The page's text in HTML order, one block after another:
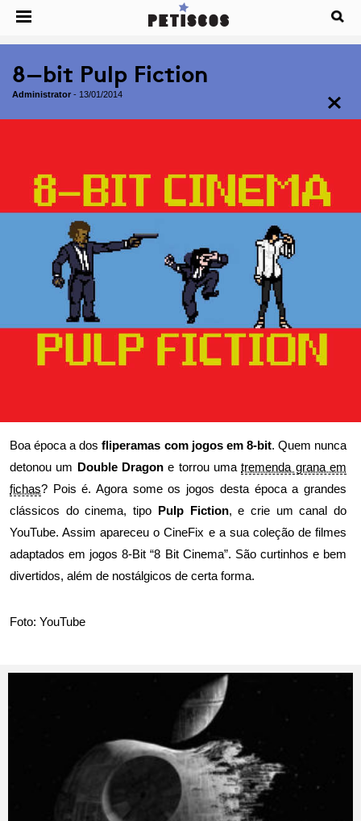
8-bit Pulp Fiction
Administrator - 13/01/2014
Boa época a dosfliperamas com jogos em 8-bit. Quem nunca
detonou um Double Dragon e torrou umatremenda grana em
fichas? Pois é. Agora some os jogos desta época a grandes
clássicos do cinema, tipo Pulp Fiction, e crie um canal do
YouTube. Assim apareceu oCineFix e a sua coleção de filmes
adaptados em jogos 8-Bit“8 Bit Cinema”. São curtinhos e bem
divertidos, além de nostálgicos de certa forma.
Foto: YouTube